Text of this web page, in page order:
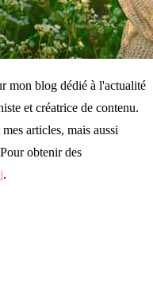
mon blog dédié à l'actualité
et créatrice de contenu.
articles, mais aussi
obtenir des
.